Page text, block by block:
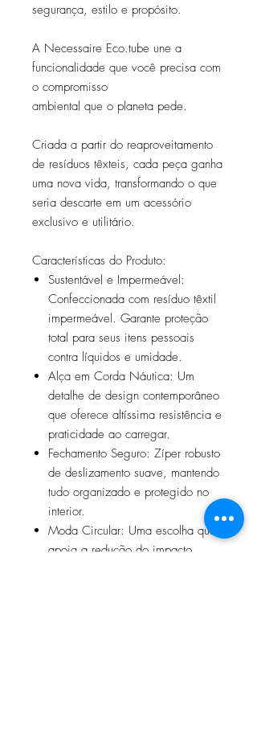
segurança, estilo e propósito.
A Necessaire Eco.tube une a
funcionalidade que você precisa com
o compromisso
ambiental que o planeta pede.
Criada a partir do reaproveitamento
de resíduos têxteis, cada peça ganha
uma nova vida, transformando o que
seria descarte em um acessório
exclusivo e utilitário.
Características do Produto:
Sustentável e Impermeável:
Confeccionada com resíduo têxtil
impermeável. Garante proteção
total para seus itens pessoais
contra líquidos e umidade.
Alça em Corda Náutica: Um
detalhe de design contemporâneo
que oferece altíssima resistência e
praticidade ao carregar.
Fechamento Seguro: Zíper robusto
de deslizamento suave, mantendo
tudo organizado e protegido no
interior.
Moda Circular: Uma escolha que
apoia a redução do impacto